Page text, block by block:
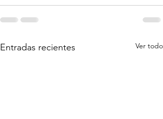
Entradas recientes Ver todo